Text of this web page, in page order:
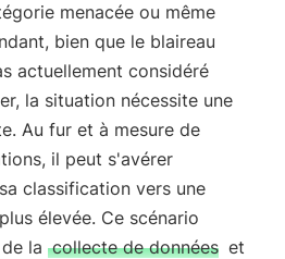
menacée ou même
bien que le blaireau
actuellement considéré
la situation nécessite une
Au fur et à mesure de
il peut s'avérer
classification vers une
élevée. Ce scénario
la collecte de données et